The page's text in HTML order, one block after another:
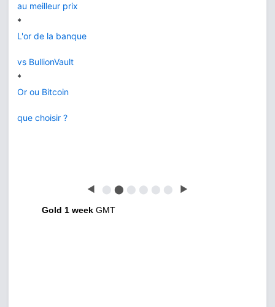
au meilleur prix
*
L'or de la banque
vs BullionVault
*
Or ou Bitcoin
que choisir ?
◀ ⬤ ⬤ ⬤ ⬤ ⬤ ⬤ ▶
Gold 1 week GMT